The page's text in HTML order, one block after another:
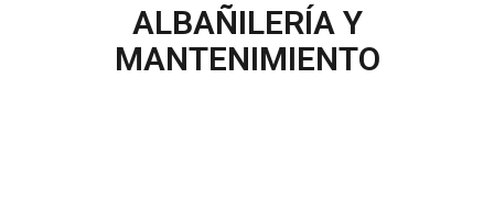
ALBAÑILERÍA Y
MANTENIMIENTO